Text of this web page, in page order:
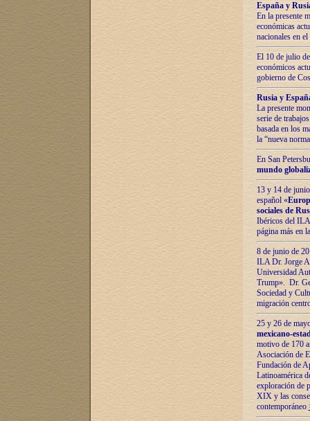
España y
En la presente
económicas
nacionales en
El 10 de julio
económicos
gobierno de
Rusia y
La presente
serie de
basada en los
la “nueva
En San
mundo
13 y 14 de
español «
sociales de
Ibéricos del ILA
página más en
8 de junio de
ILA Dr. Jorge
Universidad
Trump». Dr.
Sociedad y
migración
25 y 26 de
mexicano-
motivo de 170
Asociación de
Fundación de
Latinoamérica
exploración de
XIX y las
contemporáneo